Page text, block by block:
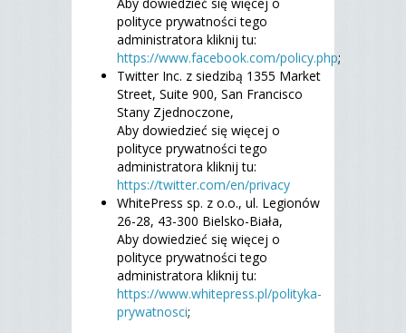
polityce prywatności tego
administratora kliknij tu:
https://www.facebook.com/policy.php;
Twitter Inc. z siedzibą 1355 Market
Street, Suite 900, San Francisco
Stany Zjednoczone,
Aby dowiedzieć się więcej o
polityce prywatności tego
administratora kliknij tu:
https://twitter.com/en/privacy
WhitePress sp. z o.o., ul. Legionów
26-28, 43-300 Bielsko-Biała,
Aby dowiedzieć się więcej o
polityce prywatności tego
administratora kliknij tu:
https://www.whitepress.pl/polityka-
prywatnosci;